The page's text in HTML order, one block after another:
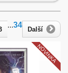
...34
Další
NOVINKA